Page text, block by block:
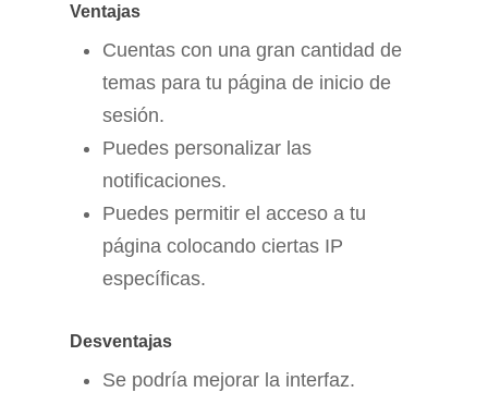
Ventajas
Cuentas con una gran cantidad de
temas para tu página de inicio de
sesión.
Puedes personalizar las
notificaciones.
Puedes permitir el acceso a tu
página colocando ciertas IP
específicas.
Desventajas
Se podría mejorar la interfaz.